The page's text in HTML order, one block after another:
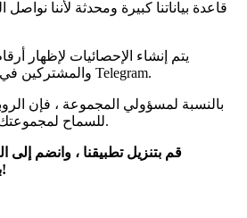
قاعدة بياناتنا كبيرة ومحدثة لأننا
يتم إنشاء الإحصائيات لإظهار
والمشتركين في مجموعات وقنوات Telegram.
بالنسبة لمسؤولي المجموعة ، فإن
للسماح لمجموعتك بوظائف متخصصة.
قم بتنزيل تطبيقنا ، وانضم
بالدردشات المجانية!